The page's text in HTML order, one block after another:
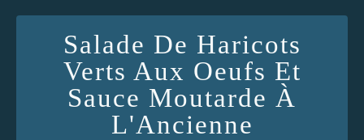
Salade De Haricots
Verts Aux Oeufs Et
Sauce Moutarde À
L'Ancienne